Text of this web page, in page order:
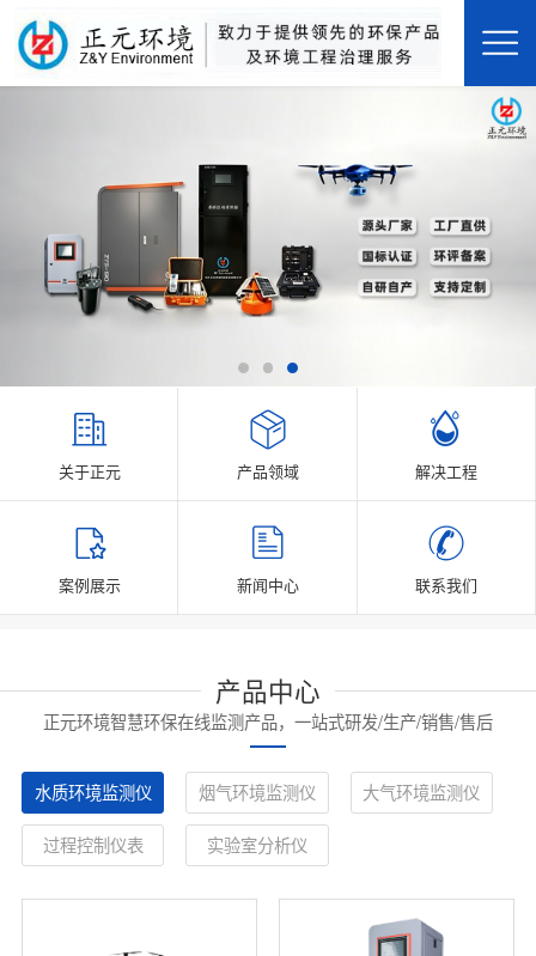
关于正元 产品领域 解决工程
案例展示 新闻中心 联系我们
产品中心
正元环境智慧环保在线监测产品，一站式研发/生产/销售/售后
水质环境监测仪 烟气环境监测仪 大气环境监测仪
过程控制仪表 实验室分析仪